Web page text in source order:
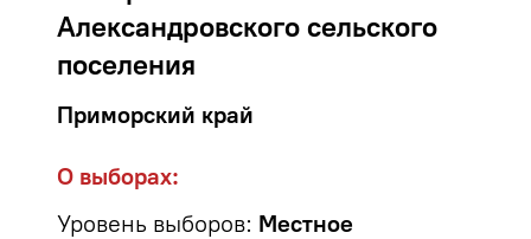
Александровского сельского
поселения
Приморский край
О выборах:
Уровень выборов: Местное